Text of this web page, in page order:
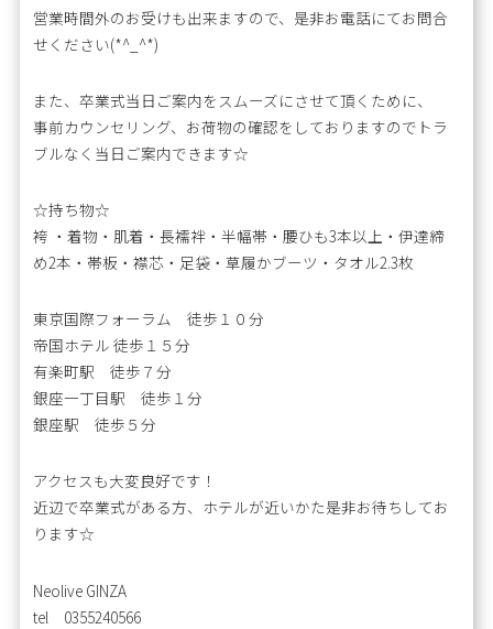
営業時間外のお受けも出来ますので、是非お電話にてお問合
せください(*^_^*)
また、卒業式当日ご案内をスムーズにさせて頂くために、
事前カウンセリング、お荷物の確認をしておりますのでトラ
ブルなく当日ご案内できます☆
☆持ち物☆
袴 ・着物・肌着・長襦袢・半幅帯・腰ひも3本以上・伊達締
め2本・帯板・襟芯・足袋・草履かブーツ・タオル2.3枚
東京国際フォーラム 徒歩１０分
帝国ホテル 徒歩１５分
有楽町駅 徒歩７分
銀座一丁目駅 徒歩１分
銀座駅 徒歩５分
アクセスも大変良好です！
近辺で卒業式がある方、ホテルが近いかた是非お待ちしてお
ります☆
Neolive GINZA
tel 0355240566